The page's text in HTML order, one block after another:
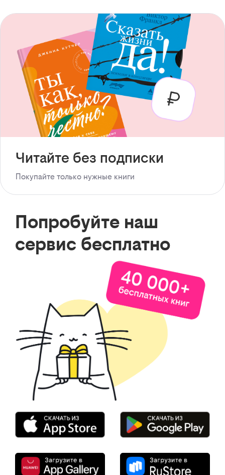
Читайте без подписки
Покупайте только нужные книги
Попробуйте наш
сервис бесплатно